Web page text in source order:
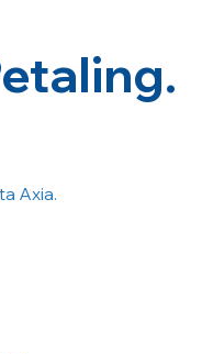
Axia.